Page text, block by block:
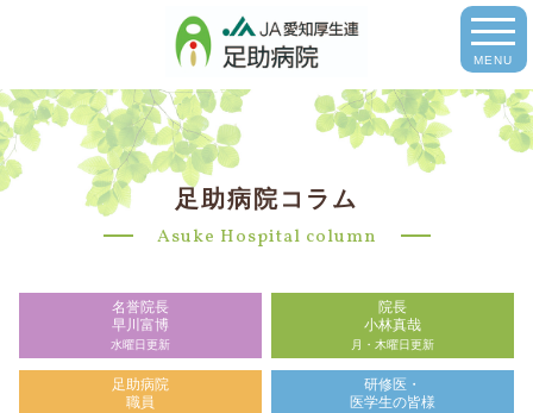
MENU
足助病院コラム
Asuke Hospital column
名誉院長
早川富博
水曜日更新
院長
小林真哉
月・木曜日更新
足助病院
職員
研修医・
医学生の皆様